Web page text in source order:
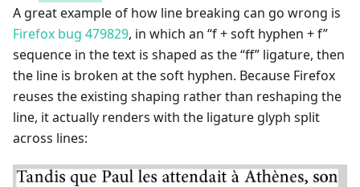
A great example of how line breaking can go wrong is
Firefox bug 479829, in which an “f + soft hyphen + f”
sequence in the text is shaped as the “ff” ligature, then
the line is broken at the soft hyphen. Because Firefox
reuses the existing shaping rather than reshaping the
line, it actually renders with the ligature glyph split
across lines: